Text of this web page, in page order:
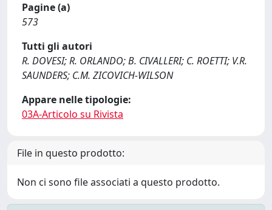
Pagine (a)
573
Tutti gli autori
R. DOVESI; R. ORLANDO; B. CIVALLERI; C. ROETTI; V.R.
SAUNDERS; C.M. ZICOVICH-WILSON
Appare nelle tipologie:
03A-Articolo su Rivista
File in questo prodotto:
Non ci sono file associati a questo prodotto.